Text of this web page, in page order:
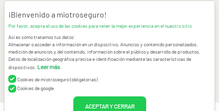
CONDICIONES GENERALES DE USO
CONTACTAR
© Copyright miotroseguro.com 2026. Todos los derechos reservados
Images designed byFreepik
¡Bienvenido a miotroseguro!
Por favor, acepta el uso de las cookies para tener la mejor experiencia en el nuestro sitio.
Así es como tratamos tus datos:
Almacenar o acceder a información en un dispositivo, Anuncios y contenido personalizados,
medición de anuncios y del contenido, información sobre el público y desarrollo de productos,
Datos de localización geográfica precisa e identificación mediante las características de
dispositivos. Leer más
Cookies de miotroseguro (obligatorias)
Cookies de google
ACEPTAR Y CERRAR